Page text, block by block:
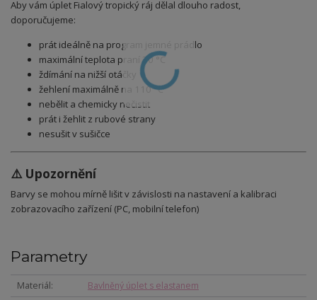
Aby vám úplet Fialový tropický ráj dělal dlouho radost,
doporučujeme:
prát ideálně na program jemné prádlo
maximální teplota praní 30 °C
ždímání na nižší otáčky
žehlení maximálně na 110 °C
nebělit a chemicky nečistit
prát i žehlit z rubové strany
nesušit v sušičce
⚠️ Upozornění
Barvy se mohou mírně lišit v závislosti na nastavení a kalibraci
zobrazovacího zařízení (PC, mobilní telefon)
Parametry
Materiál
Bavlněný úplet s elastanem